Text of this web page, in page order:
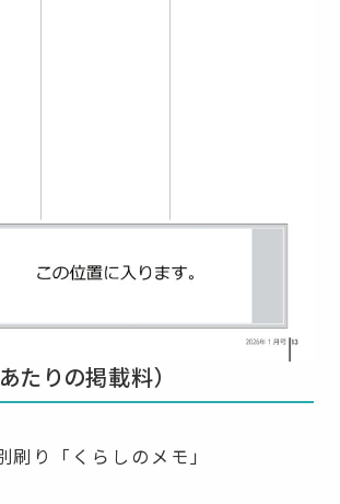
たりの掲載料）
刷り「くらしのメモ」